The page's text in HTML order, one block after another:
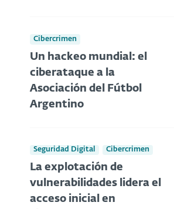
Cibercrimen
Un hackeo mundial: el
ciberataque a la
Asociación del Fútbol
Argentino
Seguridad Digital Cibercrimen
La explotación de
vulnerabilidades lidera el
acceso inicial en